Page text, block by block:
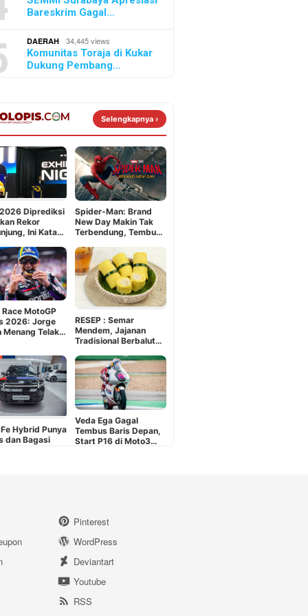
Bareskrim Gagal…
DAERAH 34,445 views
Komunitas Toraja di Kukar
Dukung Pembang…
Pinterest
WordPress
Deviantart
Youtube
RSS